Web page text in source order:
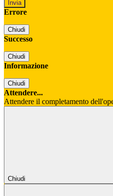
Errore
Chiudi
Successo
Chiudi
Informazione
Chiudi
Attendere...
Attendere il completamento
Chiudi